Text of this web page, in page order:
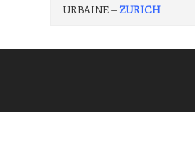
URBAINE – ZURICH